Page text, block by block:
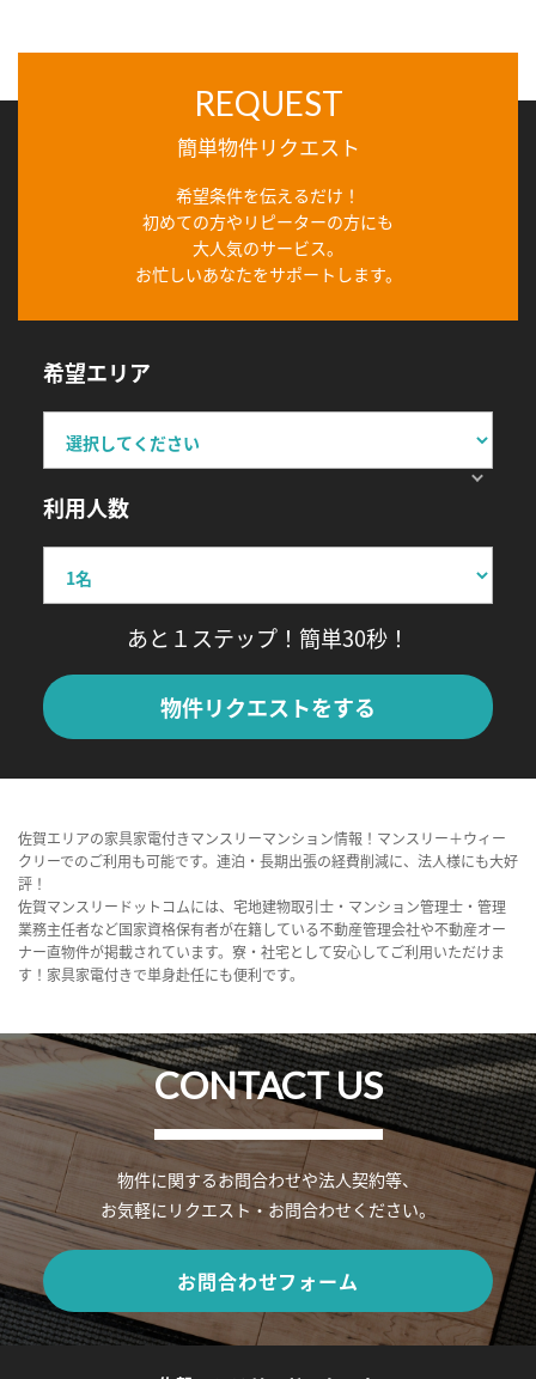
REQUEST
簡単物件リクエスト
希望条件を伝えるだけ！
初めての方やリピーターの方にも
大人気のサービス。
お忙しいあなたをサポートします。
希望エリア
利用人数
あと１ステップ！簡単30秒！
物件リクエストをする
佐賀エリアの家具家電付きマンスリーマンション情報！マンスリー＋ウィー
クリーでのご利用も可能です。連泊・長期出張の経費削減に、法人様にも大好
評！
佐賀マンスリードットコムには、宅地建物取引士・マンション管理士・管理
業務主任者など国家資格保有者が在籍している不動産管理会社や不動産オー
ナー直物件が掲載されています。寮・社宅として安心してご利用いただけま
す！家具家電付きで単身赴任にも便利です。
CONTACT US
物件に関するお問合わせや法人契約等、
お気軽にリクエスト・お問合わせください。
お問合わせフォーム